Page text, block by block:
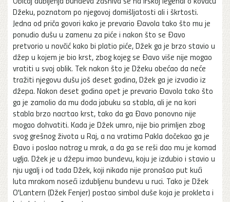
Džeku, poznatom po njegovoj domišljatosti ali i škrtosti.
Jedna od priča govori kako je prevario Đavola tako što mu je
ponudio dušu u zamenu za piće i nakon što se Đavo
pretvorio u novčić kako bi platio piće, Džek ga je brzo stavio u
džep u kojem je bio krst, zbog kojeg se Đavo više nije mogao
vratiti u svoj oblik. Tek nakon što je Džeku obećao da neće
tražiti njegovu dušu još deset godina, Džek ga je izvadio iz
džepa. Nakon deset godina opet je prevario Đavola tako što
ga je zamolio da mu doda jabuku sa stabla, ali je na kori
stabla brzo nacrtao krst, tako da ga Đavo ponovno nije
mogao dohvatiti. Kada je Džek umro, nije bio primljen zbog
svog grešnog života u Raj, a na vratima Pakla dočekao ga je
Đavo i poslao natrag u mrak, a da ga se reši dao mu je komad
uglja. Džek je u džepu imao bundevu, koju je izdubio i stavio u
nju ugalj i od tada Džek, koji nikada nije pronašao put kući
luta mrakom noseći izdubljenu bundevu u ruci. Tako je Džek
O'Lantern (Džek Fenjer) postao simbol duše koja je prokleta i